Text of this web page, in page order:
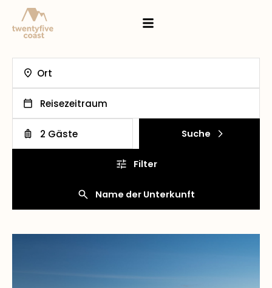
Ort
Reisezeitraum
2 Gäste Suche
Filter
Name der Unterkunft